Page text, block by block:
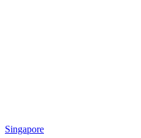
Singapore